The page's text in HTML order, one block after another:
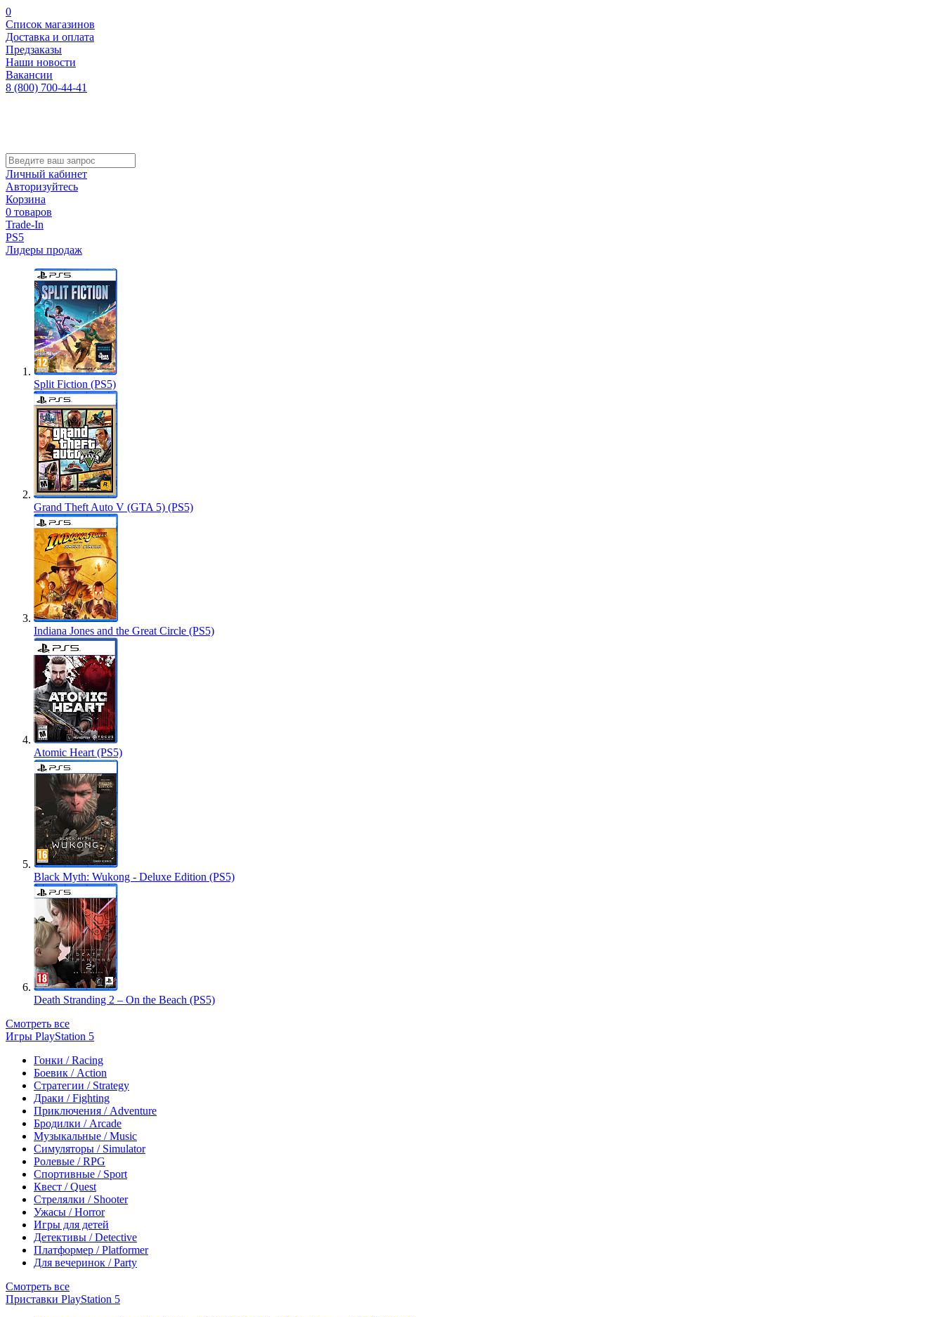
0
Список магазинов
Доставка и оплата
Предзаказы
Наши новости
Вакансии
8 (800) 700-44-41
Личный кабинет
Авторизуйтесь
Корзина
0 товаров
Trade-In
PS5
Лидеры продаж
Split Fiction (PS5)
Grand Theft Auto V (GTA 5) (PS5)
Indiana Jones and the Great Circle (PS5)
Atomic Heart (PS5)
Black Myth: Wukong - Deluxe Edition (PS5)
Death Stranding 2 – On the Beach (PS5)
Смотреть все
Игры PlayStation 5
Гонки / Racing
Боевик / Action
Стратегии / Strategy
Драки / Fighting
Приключения / Adventure
Бродилки / Arcade
Музыкальные / Music
Симуляторы / Simulator
Ролевые / RPG
Спортивные / Sport
Квест / Quest
Стрелялки / Shooter
Ужасы / Horror
Игры для детей
Детективы / Detective
Платформер / Platformer
Для вечеринок / Party
Смотреть все
Приставки PlayStation 5